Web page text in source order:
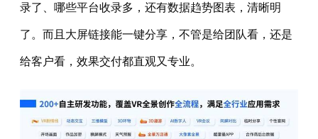
录了、哪些平台收录多，还有数据趋势图表，清晰明
了。而且大屏链接能一键分享，不管是给团队看，还是
给客户看，效果交付都直观又专业。